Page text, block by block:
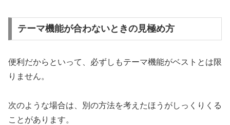
テーマ機能が合わないときの見極め方
便利だからといって、必ずしもテーマ機能がベストとは限
りません。
次のような場合は、別の方法を考えたほうがしっくりくる
ことがあります。